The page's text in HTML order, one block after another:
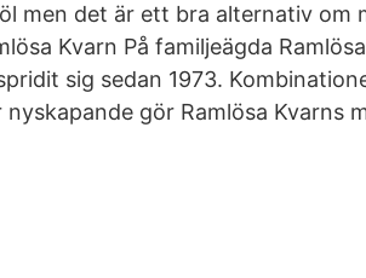
men det är ett bra alternativ om
Kvarn På familjeägda
sig sedan 1973.
gör Ramlösa Kvarns